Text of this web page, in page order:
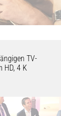
TV-
HD, 4 K